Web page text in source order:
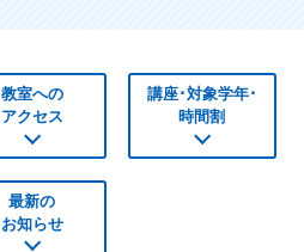
教室への
アクセス
講座･対象学年･
時間割
最新の
お知らせ